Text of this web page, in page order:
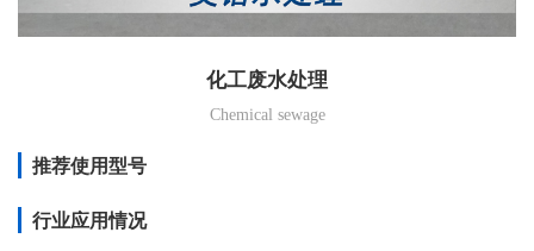
化工废水处理
Chemical sewage
推荐使用型号
行业应用情况